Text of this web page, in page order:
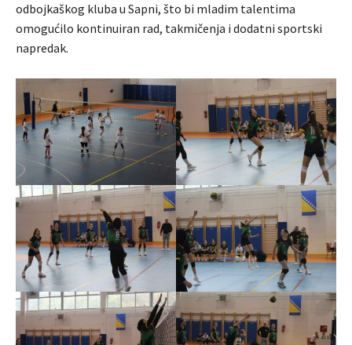
odbojkaškog kluba u Sapni, što bi mladim talentima
omogućilo kontinuiran rad, takmičenja i dodatni sportski
napredak.